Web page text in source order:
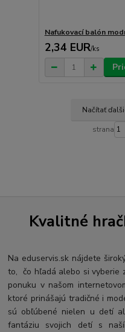
Nafukovací balón
2,34 EUR/ks
Načítať
strana
Kvalitné
Na eduservis.sk nájdete
to, čo hľadá alebo si vyberie
ponuku v našom
ktoré prinášajú tradičné i
sú obľúbené nielen u detí
fantáziu svojich detí s